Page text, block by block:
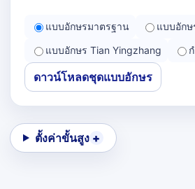
แบบอักษรมาตรฐาน
แบบอักษ
แบบอักษร Tian Yingzhang
ดาวน์โหลดชุดแบบอักษร
ตั้งค่าขั้นสูง